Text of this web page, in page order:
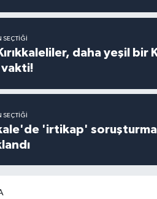
SEÇTIĞI
daha yeşil bir
vakti!
SEÇTIĞI
'irtikap'